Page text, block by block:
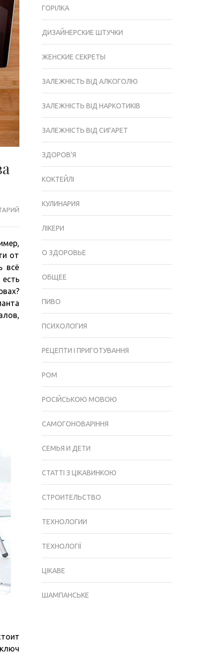
ОСОБЕННОСТИ
И
от
всё
ГОРІЛКА
ДИЗАЙНЕРСКИЕ ШТУЧКИ
ЖЕНСКИЕ СЕКРЕТЫ
ЗАЛЕЖНІСТЬ ВІД АЛКОГОЛЮ
ЗАЛЕЖНІСТЬ ВІД НАРКОТИКІВ
ЗАЛЕЖНІСТЬ ВІД СИГАРЕТ
ЗДОРОВ'Я
КОКТЕЙЛІ
КУЛИНАРИЯ
ЛІКЕРИ
О ЗДОРОВЬЕ
ОБЩЕЕ
ПИВО
ПСИХОЛОГИЯ
РЕЦЕПТИ І ПРИГОТУВАННЯ
РОМ
РОСІЙСЬКОЮ МОВОЮ
САМОГОНОВАРІННЯ
СЕМЬЯ И ДЕТИ
СТАТТІ З ЦІКАВИНКОЮ
СТРОИТЕЛЬСТВО
ТЕХНОЛОГИИ
ТЕХНОЛОГІЇ
ЦІКАВЕ
ШАМПАНСЬКЕ